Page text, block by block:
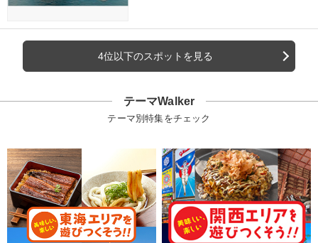
4位以下のスポットを見る
テーマWalker
テーマ別特集をチェック